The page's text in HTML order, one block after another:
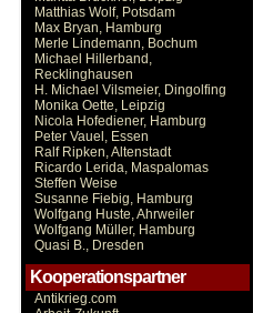
Matthias Wolf, Potsdam
Max Bryan, Hamburg
Merle Lindemann, Bochum
Michael Hillerband,
Recklinghausen
H. Michael Vilsmeier, Dingolfing
Monika Oette, Leipzig
Nicola Hofediener, Hamburg
Peter Vauel, Essen
Ralf Ripken, Altenstadt
Ricardo Lerida, Maspalomas
Steffen Weise
Susanne Fiebig, Hamburg
Wolfgang Huste, Ahrweiler
Wolfgang Müller, Hamburg
Quasi B., Dresden
Kooperationspartner
Antikrieg.com